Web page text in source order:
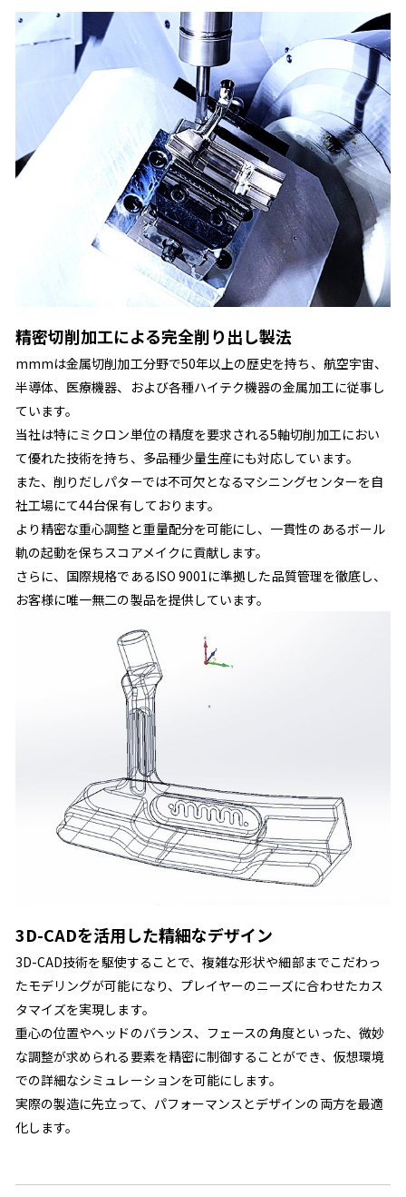
精密切削加工による完全削り出し製法
mmmは金属切削加工分野で50年以上の歴史を持ち、航空宇宙、
半導体、医療機器、および各種ハイテク機器の金属加工に従事し
ています。
当社は特にミクロン単位の精度を要求される5軸切削加工におい
て優れた技術を持ち、多品種少量生産にも対応しています。
また、削りだしパターでは不可欠となるマシニングセンターを自
社工場にて44台保有しております。
より精密な重心調整と重量配分を可能にし、一貫性のあるボール
軌の起動を保ちスコアメイクに貢献します。
さらに、国際規格であるISO 9001に準拠した品質管理を徹底し、
お客様に唯一無二の製品を提供しています。
3D-CADを活用した精細なデザイン
3D-CAD技術を駆使することで、複雑な形状や細部までこだわっ
たモデリングが可能になり、プレイヤーのニーズに合わせたカス
タマイズを実現します。
重心の位置やヘッドのバランス、フェースの角度といった、微妙
な調整が求められる要素を精密に制御することができ、仮想環境
での詳細なシミュレーションを可能にします。
実際の製造に先立って、パフォーマンスとデザインの両方を最適
化します。